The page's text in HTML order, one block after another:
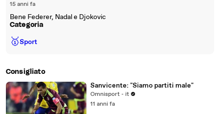
15 anni fa
Bene Federer, Nadal e Djokovic
Categoria
🥇Sport
Consigliato
Sanvicente: "Siamo partiti male"
Omnisport - it
11 anni fa